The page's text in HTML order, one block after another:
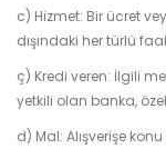
c) Hizmet: Bir ücret
dışındaki her türlü
ç) Kredi veren: İlgili
yetkili olan banka,
d) Mal: Alışverişe